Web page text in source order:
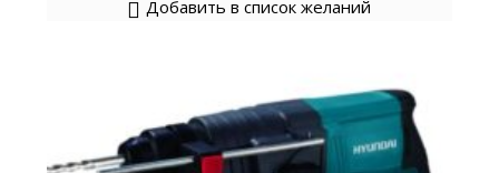
Добавить в список желаний